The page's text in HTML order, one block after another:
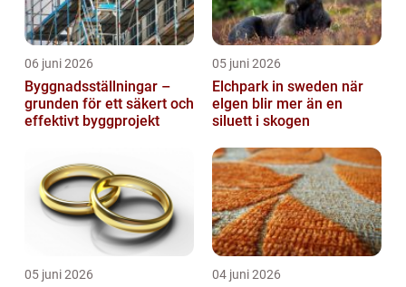
06 juni 2026
Byggnadsställningar –
grunden för ett säkert och
effektivt byggprojekt
05 juni 2026
Elchpark in sweden när
elgen blir mer än en
siluett i skogen
05 juni 2026 04 juni 2026